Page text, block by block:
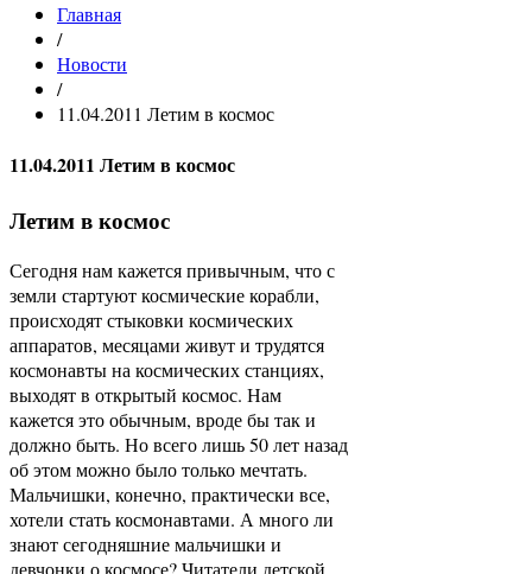
Главная
/
Новости
/
11.04.2011 Летим в космос
11.04.2011 Летим в космос
Летим в космос
Сегодня нам кажется привычным, что с
земли стартуют космические корабли,
происходят стыковки космических
аппаратов, месяцами живут и трудятся
космонавты на космических станциях,
выходят в открытый космос. Нам
кажется это обычным, вроде бы так и
должно быть. Но всего лишь 50 лет назад
об этом можно было только мечтать.
Мальчишки, конечно, практически все,
хотели стать космонавтами. А много ли
знают сегодняшние мальчишки и
девчонки о космосе? Читатели детской